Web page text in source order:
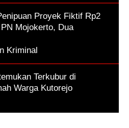
Proyek Fiktif Rp2
Mojokerto, Dua
Kriminal
Terkubur di
Warga Kutorejo